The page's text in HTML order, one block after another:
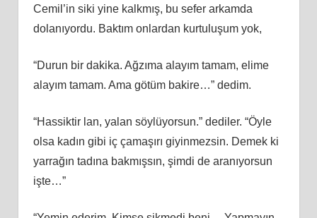
Cemil’in siki yine kalkmış, bu sefer arkamda
dolanıyordu. Baktım onlardan kurtuluşum yok,
“Durun bir dakika. Ağzıma alayım tamam, elime
alayım tamam. Ama götüm bakire…” dedim.
“Hassiktir lan, yalan söylüyorsun.” dediler. “Öyle
olsa kadın gibi iç çamaşırı giyinmezsin. Demek ki
yarrağın tadına bakmışsın, şimdi de aranıyorsun
işte…”